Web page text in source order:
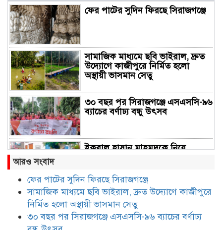
ফের পাটের সুদিন ফিরছে সিরাজগঞ্জে
সামাজিক মাধ্যমে ছবি ভাইরাল, দ্রুত
উদ্যোগে কাজীপুরে নির্মিত হলো
অস্থায়ী ভাসমান সেতু
৩০ বছর পর সিরাজগঞ্জে এসএসসি-৯৬
ব্যাচের বর্ণাঢ্য বন্ধু উৎসব
ইকবাল হাসান মাহমুদকে নিয়ে
সিরাজগঞ্জে প্রতিবন্ধীদের বিনামূল্যে
প্রশিক্ষণ, মিলবে ১০ হাজার টাকা
সহায়তা
আরও সংবাদ
ফের পাটের সুদিন ফিরছে সিরাজগঞ্জে
সামাজিক মাধ্যমে ছবি ভাইরাল, দ্রুত উদ্যোগে কাজীপুরে
নির্মিত হলো অস্থায়ী ভাসমান সেতু
৩০ বছর পর সিরাজগঞ্জে এসএসসি-৯৬ ব্যাচের বর্ণাঢ্য